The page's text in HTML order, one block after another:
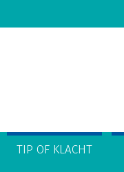
TIP OF KLACHT